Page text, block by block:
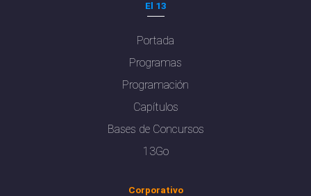
El 13
Portada
Programas
Programación
Capítulos
Bases de Concursos
13Go
Corporativo